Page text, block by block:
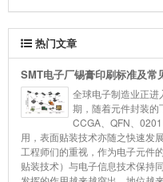
热门文章
SMT电子厂锡膏印刷标准及常
全球电子制造业正
期，随着元件封装的
CCGA、QFN、
用，表面贴装技术亦随之快速发
工程师们的重视，作为电子元件
贴装技术）与电子信息技术保持